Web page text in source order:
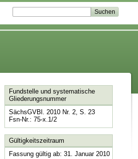
Fundstelle und systematische
Gliederungsnummer
SächsGVBl. 2010 Nr. 2, S. 23
Fsn-Nr.: 75-x.1/2
Gültigkeitszeitraum
Fassung gültig ab: 31. Januar 2010